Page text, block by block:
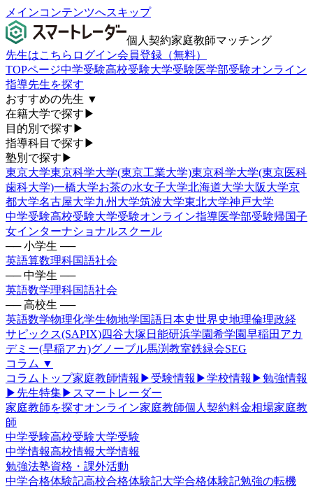
メインコンテンツへスキップ
個人契約家庭教師マッチング
先生はこちら ログイン会員登録（無料）
TOPページ中学受験高校受験大学受験医学部受験オンライン
指導先生を探す
おすすめの先生 ▼
在籍大学で探す ▶
目的別で探す ▶
指導科目で探す ▶
塾別で探す ▶
東京大学東京科学大学(東京工業大学)東京科学大学(東京医科
歯科大学)一橋大学お茶の水女子大学北海道大学大阪大学京
都大学名古屋大学九州大学筑波大学東北大学神戸大学
中学受験高校受験大学受験オンライン指導医学部受験帰国子
女インターナショナルスクール
── 小学生 ──
英語算数理科国語社会
── 中学生 ──
英語数学理科国語社会
── 高校生 ──
英語数学物理化学生物地学国語日本史世界史地理倫理政経
サピックス(SAPIX)四谷大塚 日能研浜学園希学園早稲田アカ
デミー(早稲アカ)グノーブル馬渕教室鉄緑会SEG
コラム ▼
コラムトップ家庭教師情報 ▶ 受験情報 ▶学校情報 ▶勉強情報
▶ 先生特集▶ スマートレーダー
家庭教師を探すオンライン家庭教師個人契約料金相場家庭教
師
中学受験高校受験大学受験
中学情報高校情報大学情報
勉強法塾資格・課外活動
中学合格体験記高校合格体験記大学合格体験記勉強の転機